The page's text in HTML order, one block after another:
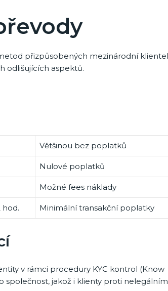
přizpůsobených mezinárodní
odlišujících aspektů.
Většinou bez poplatků
Nulové poplatků
Možné fees náklady
hod. Minimální transakční poplatky
v rámci procedury KYC kontrol (Know
společnost, jakož i klienty proti nelegálním